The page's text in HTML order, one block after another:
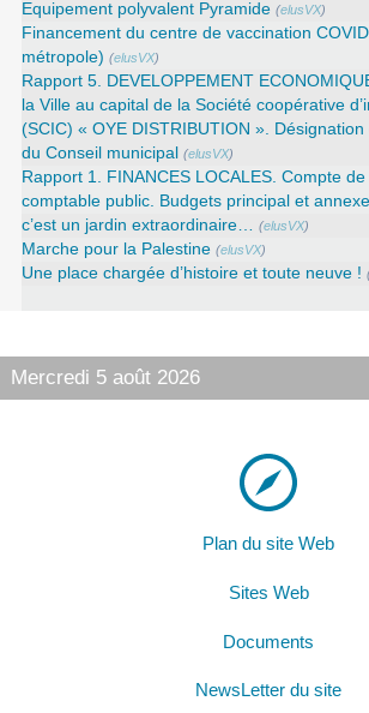
Equipement polyvalent Pyramide (elusVX)
Financement du centre de vaccination
métropole) (elusVX)
Rapport 5. DEVELOPPEMENT
la Ville au capital de la Société coopérative
(SCIC) « OYE DISTRIBUTION ». Désignation
du Conseil municipal
(elusVX)
Rapport 1. FINANCES LOCALES. Compte
comptable public. Budgets principal et annexe
c’est un jardin extraordinaire… (elusVX)
Marche pour la Palestine (elusVX)
Une place chargée d’histoire et toute neuve !
Mercredi 5 août 2026
Plan du site Web
Sites Web
Documents
NewsLetter du site